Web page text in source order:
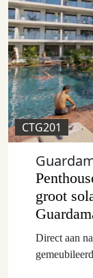
CTG201
groot
Direct aan